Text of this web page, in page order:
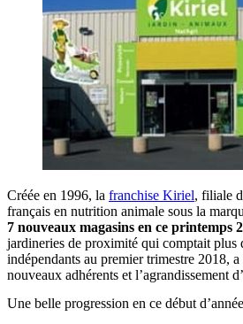
Créée en 1996, la franchise Kiriel, filiale
français en nutrition animale sous la
7 nouveaux magasins en ce printemps
jardineries de proximité qui comptait plus
indépendants au premier trimestre 2018,
nouveaux adhérents et l’agrandissement
Une belle progression en ce début